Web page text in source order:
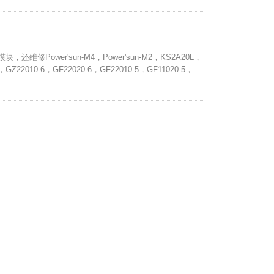
，还维修Power'sun-M4，Power'sun-M2，KS2A20L，
6，GF22020-6，GF22010-5，GF11020-5，